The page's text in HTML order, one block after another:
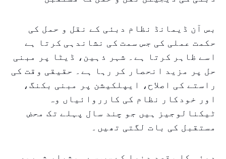
بس آن ڈیمانڈ نظام دبئی کے نقل و حمل کی
حکمت عملی کی جس سمت کی نشاندہی کرتا ہے
اسے ظاہر کرتا ہے۔ شہر ذہین، ڈیٹا پر مبنی
حل پر مزید انحصار کر رہا ہے۔ حقیقی وقت کی
راستے کی اصلاح، ایپلکیشن پر مبنی بکنگ،
اور خودکار نظام کی کارروائیاں وہ
ٹیکنالوجیز ہیں جو چند سال پہلے تک محض
مستقبل کی بات لگتی تھیں۔